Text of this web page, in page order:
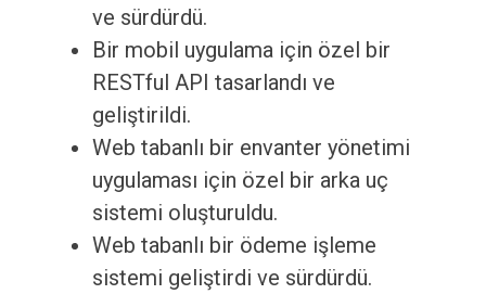
ve sürdürdü.
Bir mobil uygulama için özel bir
RESTful API tasarlandı ve
geliştirildi.
Web tabanlı bir envanter yönetimi
uygulaması için özel bir arka uç
sistemi oluşturuldu.
Web tabanlı bir ödeme işleme
sistemi geliştirdi ve sürdürdü.